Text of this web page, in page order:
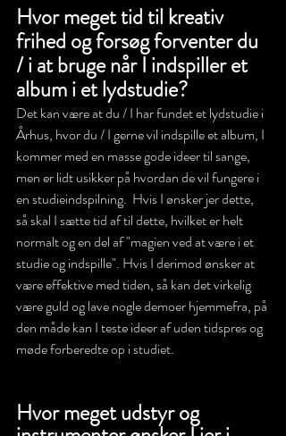
Hvor meget tid til kreativ
frihed og forsøg forventer du
/ i at bruge når I indspiller et
album i et lydstudie?
Det kan være at du / I har fundet et lydstudie i
Århus, hvor du / I gerne vil indspille et album, I
kommer med en masse gode ideer til sange,
men er lidt usikker på hvordan de vil fungere i
en studieindspilning.  Hvis I ønsker jer dette,
så skal I sætte tid af til dette, hvilket er helt
normalt og en del af "magien ved at være i et
studie og indspille". Hvis I derimod ønsker at
være effektive med tiden, så kan det virkelig
være guld og lave nogle demoer hjemmefra, på
den måde kan I teste ideer af uden tidspres og
møde forberedte op i studiet.
Hvor meget udstyr og